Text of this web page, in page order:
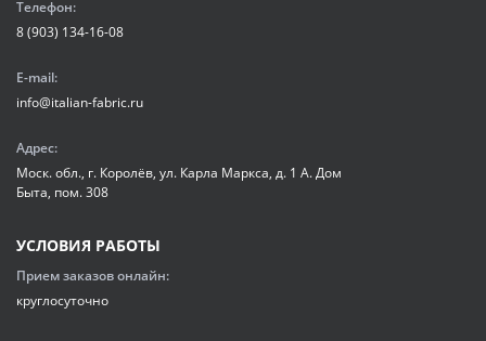
Телефон:
8 (903) 134-16-08
E-mail:
info@italian-fabric.ru
Адрес:
Моск. обл., г. Королёв, ул. Карла Маркса, д. 1 А. Дом
Быта, пом. 308
УСЛОВИЯ РАБОТЫ
Прием заказов онлайн:
круглосуточно